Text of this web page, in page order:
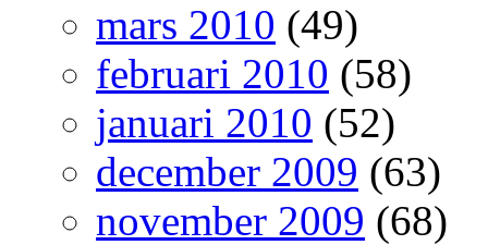
mars 2010 (49)
februari 2010 (58)
januari 2010 (52)
december 2009 (63)
november 2009 (68)